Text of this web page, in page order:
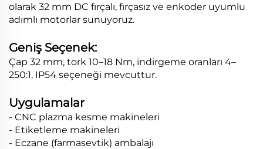
olarak 32 mm DC fırçalı, fırçasız ve enkoder uyumlu
adımlı motorlar sunuyoruz.
Geniş Seçenek:
Çap 32 mm, tork 10–18 Nm, indirgeme oranları 4–
250:1, IP54 seçeneği mevcuttur.
Uygulamalar
- CNC plazma kesme makineleri
- Etiketleme makineleri
- Eczane (farmasevtik) ambalajı